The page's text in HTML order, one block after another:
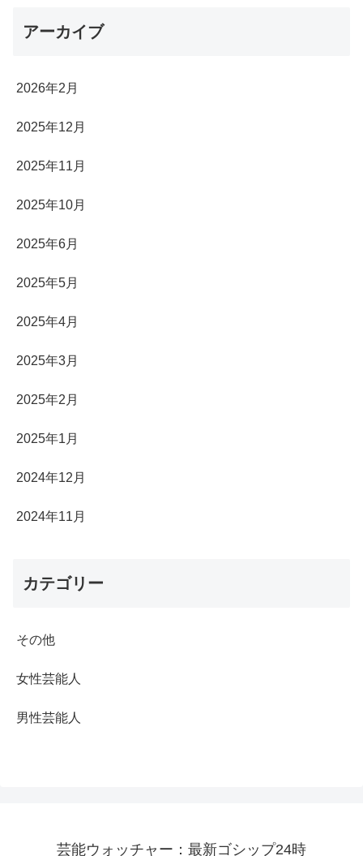
アーカイブ
2026年2月
2025年12月
2025年11月
2025年10月
2025年6月
2025年5月
2025年4月
2025年3月
2025年2月
2025年1月
2024年12月
2024年11月
カテゴリー
その他
女性芸能人
男性芸能人
芸能ウォッチャー：最新ゴシップ24時